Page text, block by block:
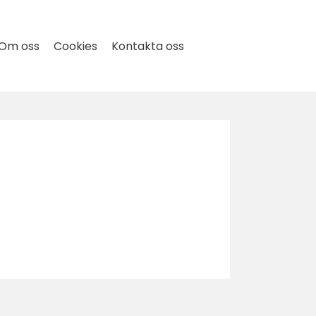
oss Cookies Kontakta oss